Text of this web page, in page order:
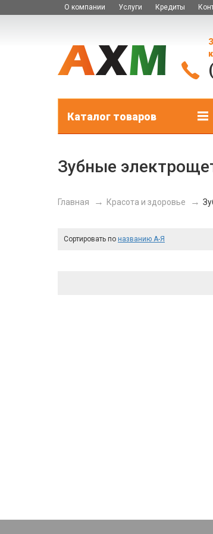
О компании Услуги Кредиты
Каталог товаров
Зубные
Главная Красота и здоровье
Сортировать по названию А-Я